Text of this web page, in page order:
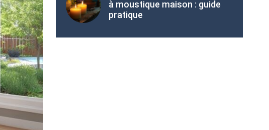
à moustique maison : guide
pratique